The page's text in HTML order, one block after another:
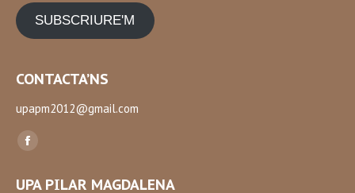
SUBSCRIURE'M
CONTACTA’NS
upapm2012@gmail.com
Find us on:
Facebook
UPA PILAR MAGDALENA